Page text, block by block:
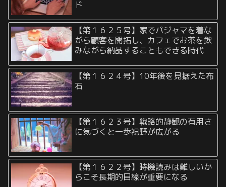
ド
【第１６２５号】家でパジャマを着な
がら顧客を開拓し、カフェでお茶を飲
みながら納品することもできる時代
【第１６２４号】10年後を見据えた布
石
【第１６２３号】戦略的静観の有用さ
に気づくと一歩視野が広がる
【第１６２２号】時機読みは難しいか
らこそ長期的目線が重要になる